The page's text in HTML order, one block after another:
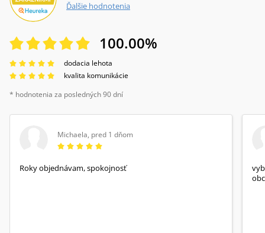
Ďalšie hodnotenia
100.00%
dodacia lehota
kvalita komunikácie
* hodnotenia za posledných 90 dní
Michaela, pred 1 dňom
Roky objednávam, spokojnosť